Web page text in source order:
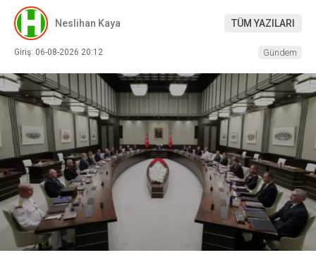
Neslihan Kaya TÜM YAZILARI
Giriş: 06-08-2026 20:12 Gündem